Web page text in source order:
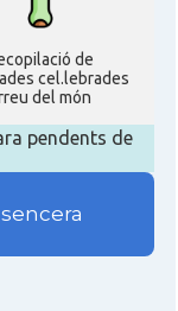
de
cel.lebrades
del món
pendents de